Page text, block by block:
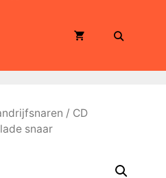
/ CD
snaar